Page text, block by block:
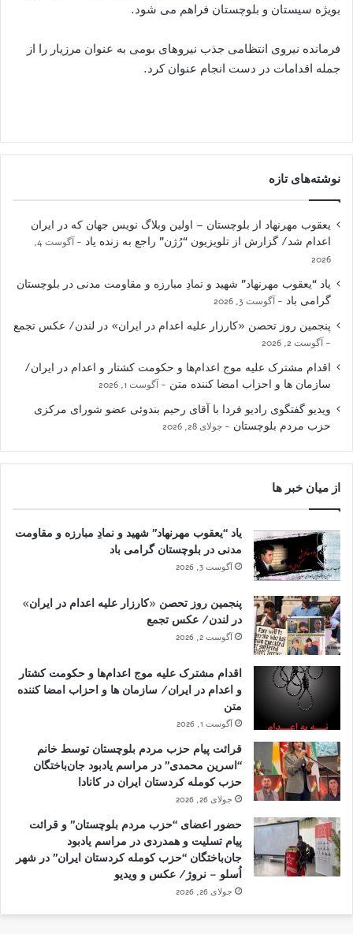
بویژه سیستان و بلوچستان فراهم می شود.
فرمانده نیروی انتظامی جذب نیروهای بومی به عنوان مرزیار را از
جمله اقدامات در دست انجام عنوان کرد.
نوشته‌های تازه
یعقوب مهرنهاد از بلوچستان – اولین وبلاگ نویس جهان که در ایران
اعدام شد/ گزارش از تلویزیون “رُژن” راجع به زنده یاد
آگوست 4,
2026
یاد “یعقوب مهرنهاد” شهید و نمادِ مبارزه و مقاومت مدنی در بلوچستان
گرامی باد
آگوست 3, 2026
پنجمین روز تحصن «کارزار علیه اعدام در ایران» در لندن/ عکس تجمع
آگوست 2, 2026
اقدام مشترک علیه موج اعدام‌ها و حکومت کشتار و اعدام در ایران/
سازمان ها و احزاب امضا کننده متن
آگوست 1, 2026
ویدیو گفتگوی رادیو فردا با آقای رحیم بندوئی عضو شورای مرکزی
حزب مردم بلوچستان
جولای 28, 2026
از میان خبر ها
یاد “یعقوب مهرنهاد” شهید و نمادِ مبارزه و مقاومت
مدنی در بلوچستان گرامی باد
آگوست 3, 2026
پنجمین روز تحصن «کارزار علیه اعدام در ایران»
در لندن/ عکس تجمع
آگوست 2, 2026
اقدام مشترک علیه موج اعدام‌ها و حکومت کشتار
و اعدام در ایران/ سازمان ها و احزاب امضا کننده
متن
آگوست 1, 2026
قرائت پیام حزب مردم بلوچستان توسط خانم
“اسرین محمدی” در مراسم یادبود جان‌باختگان
حزب کومله کردستان ایران در کانادا
جولای 26, 2026
حضور اعضای “حزب مردم بلوچستان” و قرائت
پیام تسلیت و همدردی در مراسم یادبود
جان‌باختگان “حزب کومله کردستان ایران” در شهر
اُسلو – نروژ/ عکس و ویدیو
جولای 26, 2026